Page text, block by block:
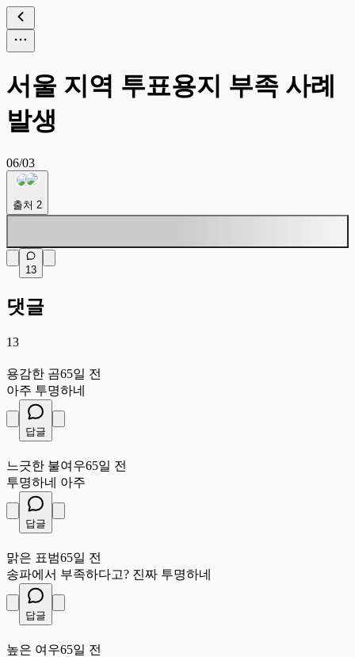
서울 지역 투표용지 부족 사례
발생
06/03
출처 2
13
댓글
13
용감한 곰65일 전
아주 투명하네
답글
느긋한 불여우65일 전
투명하네 아주
답글
맑은 표범65일 전
송파에서 부족하다고? 진짜 투명하네
답글
높은 여우65일 전